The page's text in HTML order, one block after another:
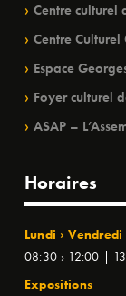
Centre culturel
Centre
Espace
Foyer culturel
ASAP –
Horaires
Lundi › Vendredi
08:30 › 12:00 |
Expositions